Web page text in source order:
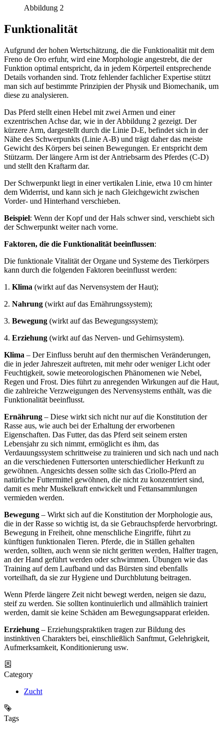
Abbildung 2
Funktionalität
Aufgrund der hohen Wertschätzung, die die Funktionalität mit dem
Freno de Oro erfuhr, wird eine Morphologie angestrebt, die der
Funktion optimal entspricht, da in jedem Körperteil entsprechende
Details vorhanden sind. Trotz fehlender fachlicher Expertise stützt
man sich auf bestimmte Prinzipien der Physik und Biomechanik, um
diese zu analysieren.
Das Pferd stellt einen Hebel mit zwei Armen und einer
exzentrischen Achse dar, wie in der Abbildung 2 gezeigt. Der
kürzere Arm, dargestellt durch die Linie D-E, befindet sich in der
Nähe des Schwerpunkts (Linie A-B) und trägt daher das meiste
Gewicht des Körpers bei seinen Bewegungen. Er entspricht dem
Stützarm. Der längere Arm ist der Antriebsarm des Pferdes (C-D)
und stellt den Kraftarm dar.
Der Schwerpunkt liegt in einer vertikalen Linie, etwa 10 cm hinter
dem Widerrist, und kann sich je nach Gleichgewicht zwischen
Vorder- und Hinterhand verschieben.
Beispiel: Wenn der Kopf und der Hals schwer sind, verschiebt sich
der Schwerpunkt weiter nach vorne.
Faktoren, die die Funktionalität beeinflussen:
Die funktionale Vitalität der Organe und Systeme des Tierkörpers
kann durch die folgenden Faktoren beeinflusst werden:
1. Klima (wirkt auf das Nervensystem der Haut);
2. Nahrung (wirkt auf das Ernährungssystem);
3. Bewegung (wirkt auf das Bewegungssystem);
4. Erziehung (wirkt auf das Nerven- und Gehirnsystem).
Klima – Der Einfluss beruht auf den thermischen Veränderungen,
die in jeder Jahreszeit auftreten, mit mehr oder weniger Licht oder
Feuchtigkeit, sowie meteorologischen Phänomenen wie Nebel,
Regen und Frost. Dies führt zu anregenden Wirkungen auf die Haut,
die zahlreiche Verzweigungen des Nervensystems enthält, was die
Funktionalität beeinflusst.
Ernährung – Diese wirkt sich nicht nur auf die Konstitution der
Rasse aus, wie auch bei der Erhaltung der erworbenen
Eigenschaften. Das Futter, das das Pferd seit seinem ersten
Lebensjahr zu sich nimmt, ermöglicht es ihm, das
Verdauungssystem schrittweise zu trainieren und sich nach und nach
an die verschiedenen Futtersorten unterschiedlicher Herkunft zu
gewöhnen. Angesichts dessen sollte sich das Criollo-Pferd an
natürliche Futtermittel gewöhnen, die nicht zu konzentriert sind,
damit es mehr Muskelkraft entwickelt und Fettansammlungen
vermieden werden.
Bewegung – Wirkt sich auf die Konstitution der Morphologie aus,
die in der Rasse so wichtig ist, da sie Gebrauchspferde hervorbringt.
Bewegung in Freiheit, ohne menschliche Eingriffe, führt zu
künftigen funktionalen Tieren. Pferde, die in Ställen gehalten
werden, sollten, auch wenn sie nicht geritten werden, Halfter tragen,
an der Hand geführt werden oder schwimmen. Übungen wie das
Training auf dem Laufband und das Bürsten sind ebenfalls
vorteilhaft, da sie zur Hygiene und Durchblutung beitragen.
Wenn Pferde längere Zeit nicht bewegt werden, neigen sie dazu,
steif zu werden. Sie sollten kontinuierlich und allmählich trainiert
werden, damit sie keine Schäden am Bewegungsapparat erleiden.
Erziehung – Erziehungspraktiken tragen zur Bildung des
instinktiven Charakters bei, einschließlich Sanftmut, Gelehrigkeit,
Aufmerksamkeit, Konditionierung usw.
Category
Zucht
Tags